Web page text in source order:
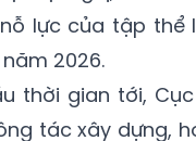
lực của tập
2026.
thời gian tới,
tác xây dựng,